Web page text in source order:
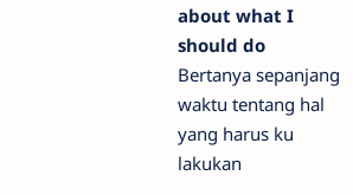
about what I
should do
Bertanya sepanjang
waktu tentang hal
yang harus ku
lakukan